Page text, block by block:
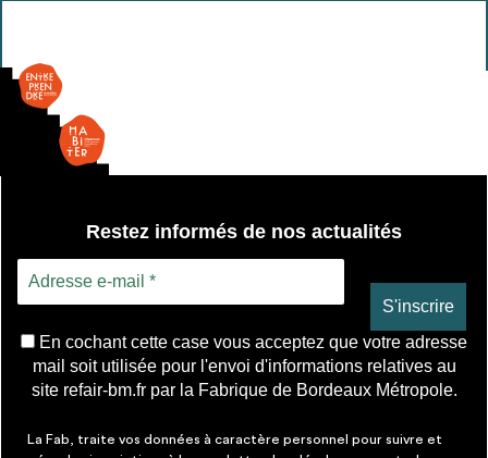
Restez informés de nos actualités
En cochant cette case vous acceptez que votre adresse
mail soit utilisée pour l'envoi d'informations relatives au
site refair-bm.fr par la Fabrique de Bordeaux Métropole.
La Fab, traite vos données à caractère personnel pour suivre et